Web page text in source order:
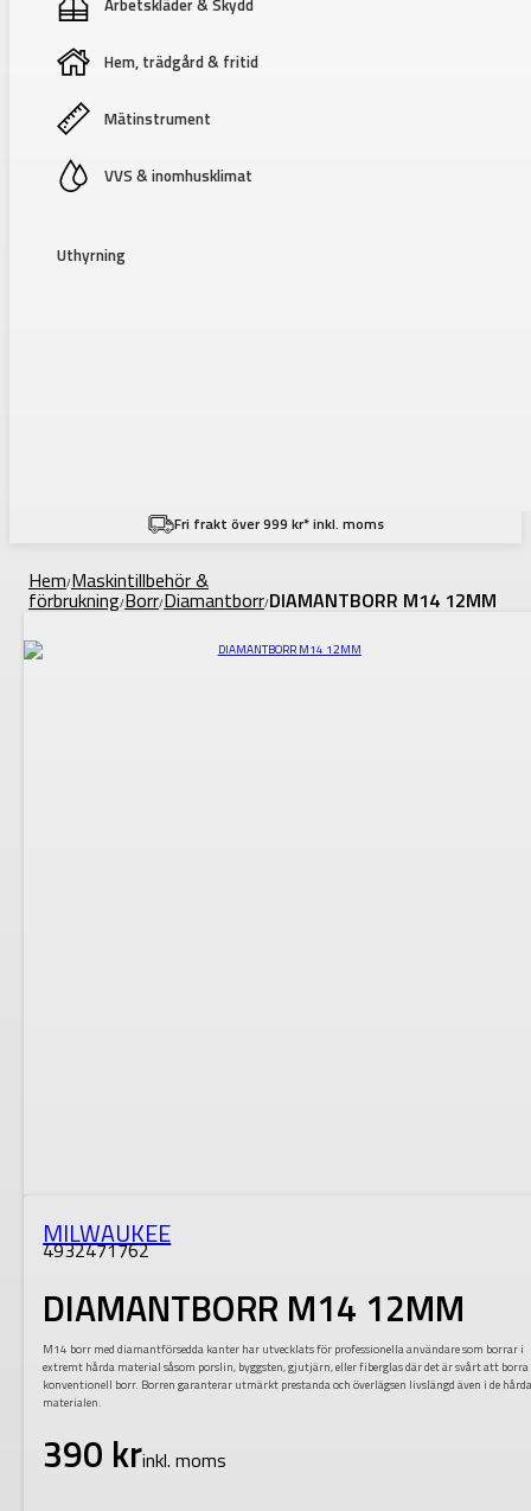
Arbetskläder & Skydd
Hem, trädgård & fritid
Mätinstrument
VVS & inomhusklimat
Uthyrning
Fri frakt över 999 kr* inkl. moms
Hem/Maskintillbehör &
förbrukning/Borr/Diamantborr/DIAMANTBORR M14 12MM
MILWAUKEE
4932471762
DIAMANTBORR M14 12MM
M14 borr med diamantförsedda kanter har utvecklats för professionella användare som borrar i
extremt hårda material såsom porslin, byggsten, gjutjärn, eller fiberglas där det är svårt att borra
konventionell borr. Borren garanterar utmärkt prestanda och överlägsen livslängd även i de
materialen.
390 krinkl. moms